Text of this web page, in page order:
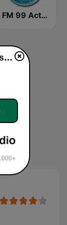
FM 99 Active Radio
106 ครอบครัวข่าว live luisteren